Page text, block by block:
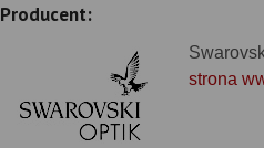
Producent:
strona